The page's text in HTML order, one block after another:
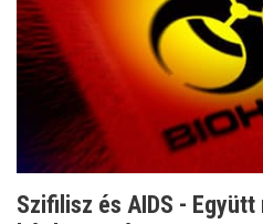
Szifilisz és AIDS -